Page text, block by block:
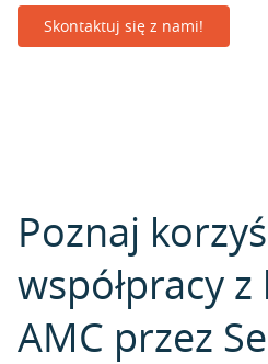
Skontaktuj się z nami!
Poznaj
współpracy
AMC przez